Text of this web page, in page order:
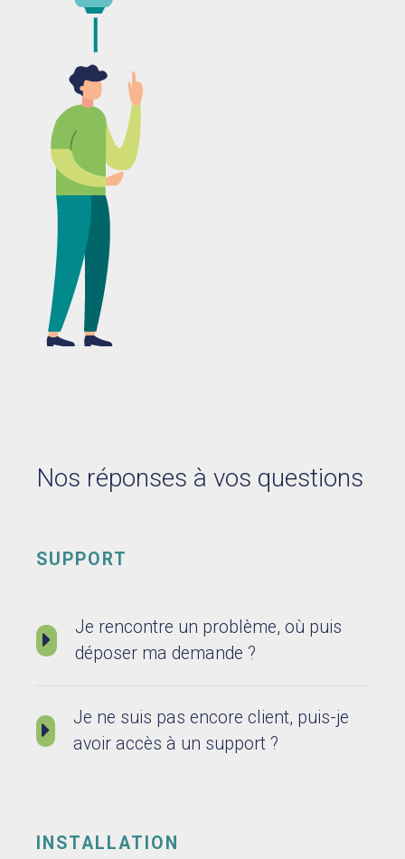
Nos réponses à vos questions
SUPPORT
Je rencontre un problème, où puis
déposer ma demande ?
demande sur la plateforme https://tracker.silverpeas.org/
qui vous permet de suivre la prise en charge et
l’avancement de votre demande.
Je ne suis pas encore client, puis-je
avoir accès à un support ?
Elles sont hébergées par Google Groupes, vous devrez
INSTALLATION